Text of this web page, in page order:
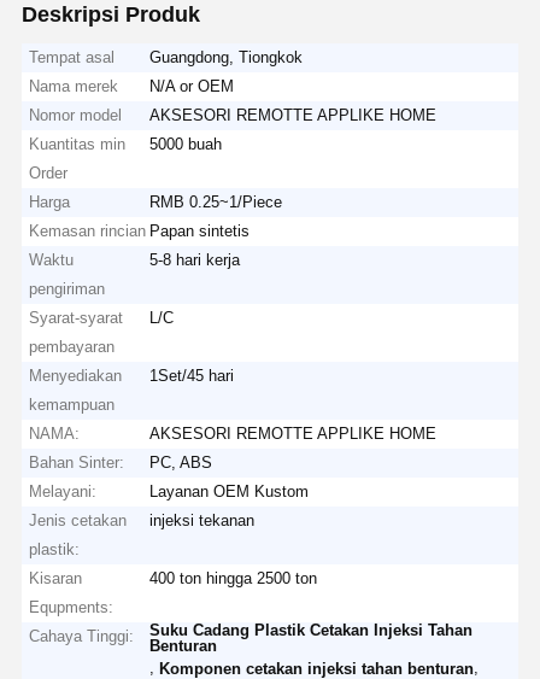
Deskripsi Produk
Tempat asal
Guangdong, Tiongkok
Nama merek
N/A or OEM
Nomor model
AKSESORI REMOTTE APPLIKE HOME
Kuantitas min
Order
5000 buah
Harga
RMB 0.25~1/Piece
Kemasan rincian Papan sintetis
Waktu
pengiriman
5-8 hari kerja
Syarat-syarat
pembayaran
L/C
Menyediakan
kemampuan
1Set/45 hari
NAMA:
AKSESORI REMOTTE APPLIKE HOME
Bahan Sinter:
PC, ABS
Melayani:
Layanan OEM Kustom
Jenis cetakan
plastik:
injeksi tekanan
Kisaran
Equpments:
400 ton hingga 2500 ton
Cahaya Tinggi:
Suku Cadang Plastik Cetakan Injeksi Tahan
Benturan
,Komponen cetakan injeksi tahan benturan